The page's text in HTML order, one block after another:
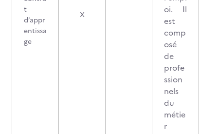
t
d’appr
entissa
ge
X
oi. Il
est
comp
osé
de
profe
ssion
nels
du
métie
r